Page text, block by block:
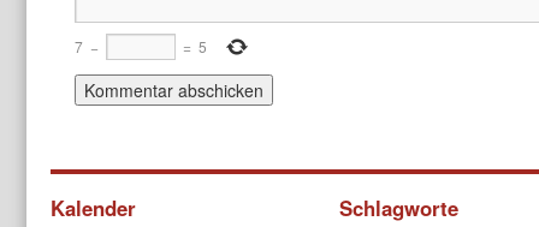
7 − = 5
Kalender
Schlagworte